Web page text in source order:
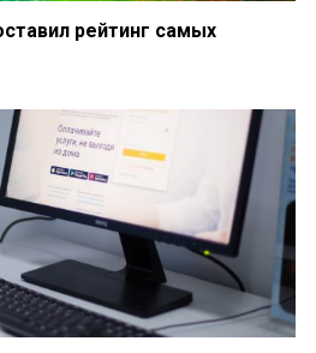
рейтинг самых